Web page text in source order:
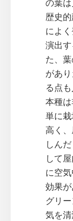
の葉は
歴史
によ
演出
た、
があ
る点
本種
単に
高く
しん
して
に空
効果
グリ
気を